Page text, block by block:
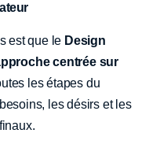
est que le Design
centrée sur
les étapes du
les désirs et les